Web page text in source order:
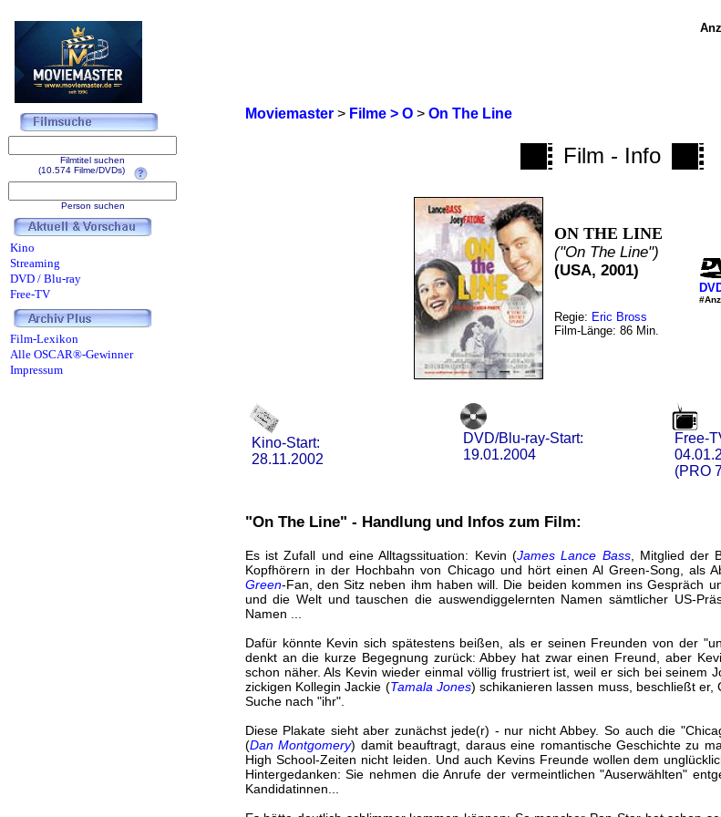
Moviemaster> Filme > O> On The Line
Film - Info
ON THE LINE
("On The Line")
(USA, 2001)
Regie: Eric Bross
Film-Länge: 86 Min.
Kino-Start:
28.11.2002
DVD/Blu-ray-Start:
19.01.2004
Free-
(PRO
"On The Line" - Handlung und Infos zum Film:
Es ist Zufall und eine Alltagssituation: Kevin (James Lance Bass, Mitglied der
Kopfhörern in der Hochbahn von Chicago und hört einen Al Green-Song, als
Green-Fan, den Sitz neben ihm haben will. Die beiden kommen ins Gespräch
und die Welt und tauschen die auswendiggelernten Namen sämtlicher US-
Namen ...
Dafür könnte Kevin sich spätestens beißen, als er seinen Freunden von der
denkt an die kurze Begegnung zurück: Abbey hat zwar einen Freund, aber
schon näher. Als Kevin wieder einmal völlig frustriert ist, weil er sich bei seinem
zickigen Kollegin Jackie (Tamala Jones) schikanieren lassen muss, beschließt
Suche nach "ihr".
Diese Plakate sieht aber zunächst jede(r) - nur nicht Abbey. So auch die
(Dan Montgomery) damit beauftragt, daraus eine romantische Geschichte zu
High School-Zeiten nicht leiden. Und auch Kevins Freunde wollen dem
Hintergedanken: Sie nehmen die Anrufe der vermeintlichen "Auserwählten"
Kandidatinnen...
Filmtitel suchen
(10.574 Filme/DVDs)
Person suchen
Kino
Streaming
DVD / Blu-ray
Free-TV
Film-Lexikon
Alle OSCAR®-Gewinner
Impressum